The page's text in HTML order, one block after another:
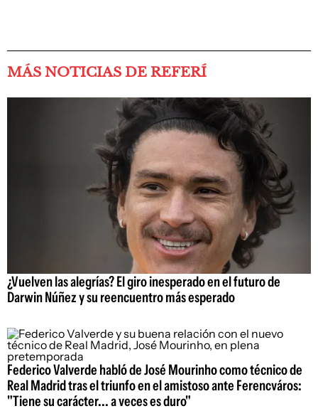
MÁS NOTICIAS DE REFERÍ
¿Vuelven las alegrías? El giro inesperado en el futuro de
Darwin Núñez y su reencuentro más esperado
Federico Valverde habló de José Mourinho como técnico de
Real Madrid tras el triunfo en el amistoso ante Ferencváros:
"Tiene su carácter... a veces es duro"